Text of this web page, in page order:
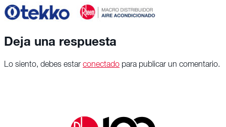
Deja una respuesta
Lo siento, debes estar conectado para publicar un comentario.